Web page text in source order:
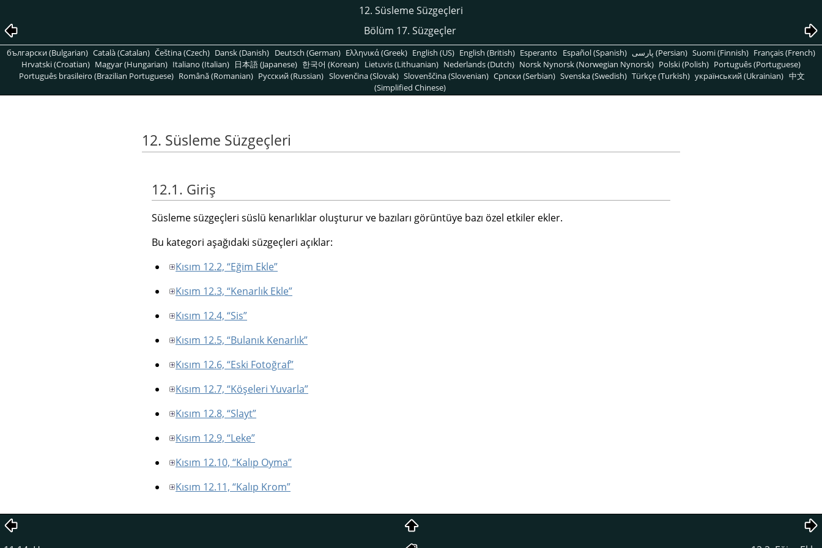
12. Süsleme Süzgeçleri
Bölüm 17. Süzgeçler
български (Bulgarian) Català (Catalan) Čeština (Czech) Dansk (Danish) Deutsch (German) Ελληνικά (Greek) English (US) English (British) Esperanto Español (Spanish) پارسی (Persian) Suomi (Finnish) Français (French)
Hrvatski (Croatian) Magyar (Hungarian) Italiano (Italian) 日本語 (Japanese) 한국어 (Korean) Lietuvis (Lithuanian) Nederlands (Dutch) Norsk Nynorsk (Norwegian Nynorsk) Polski (Polish) Português (Portuguese)
Português brasileiro (Brazilian Portuguese) Română (Romanian) Pусский (Russian) Slovenčina (Slovak) Slovenščina (Slovenian) Српски (Serbian) Svenska (Swedish) Türkçe (Turkish) український (Ukrainian) 中文
(Simplified Chinese)
12. Süsleme Süzgeçleri
12.1. Giriş
Süsleme süzgeçleri süslü kenarlıklar oluşturur ve bazıları görüntüye bazı özel etkiler ekler.
Bu kategori aşağıdaki süzgeçleri açıklar:
Kısım 12.2, “Eğim Ekle”
Kısım 12.3, “Kenarlık Ekle”
Kısım 12.4, “Sis”
Kısım 12.5, “Bulanık Kenarlık”
Kısım 12.6, “Eski Fotoğraf”
Kısım 12.7, “Köşeleri Yuvarla”
Kısım 12.8, “Slayt”
Kısım 12.9, “Leke”
Kısım 12.10, “Kalıp Oyma”
Kısım 12.11, “Kalıp Krom”